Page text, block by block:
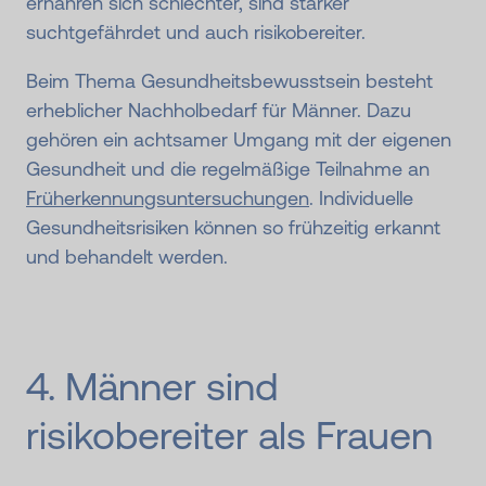
suchtgefährdet und auch risikobereiter.
Beim Thema Gesundheitsbewusstsein besteht
erheblicher Nachholbedarf für Männer. Dazu
gehören ein achtsamer Umgang mit der eigenen
Gesundheit und die regelmäßige Teilnahme an
Früherkennungsuntersuchungen. Individuelle
Gesundheitsrisiken können so frühzeitig erkannt
und behandelt werden.
4. Männer sind
risikobereiter als Frauen